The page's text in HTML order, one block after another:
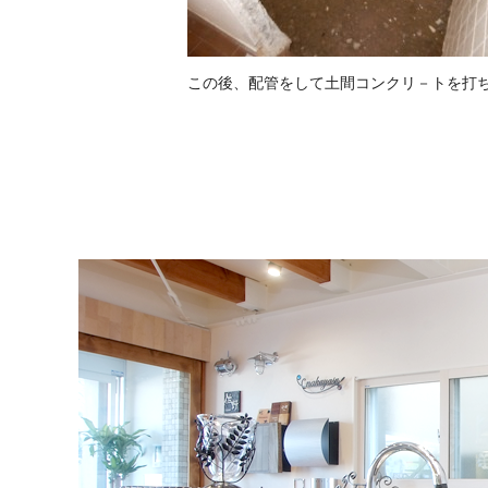
この後、配管をして土間コンクリ－トを打